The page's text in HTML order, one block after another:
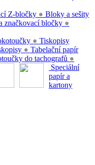
Z-bločky ●
značkovací bločky ●
Bloky a sešity
● Tiskopisy
●
do tachografů ●
Tabelační papír
Speciální
papír a
kartony